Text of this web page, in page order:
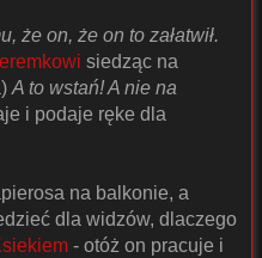
że on, że on to załatwił.
siedząc na
A to wstań! A nie na
i podaje ręke dla
na balkonie, a
dla widzów, dlaczego
- otóż on pracuje i